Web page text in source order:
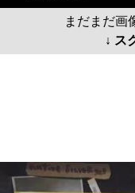
まだまだ画
↓ ス